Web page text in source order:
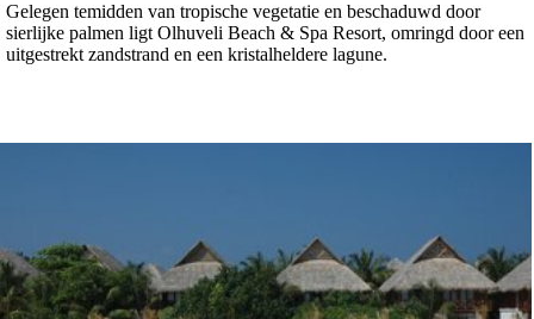
Gelegen temidden van tropische vegetatie en beschaduwd door
sierlijke palmen ligt Olhuveli Beach & Spa Resort, omringd door een
uitgestrekt zandstrand en een kristalheldere lagune.